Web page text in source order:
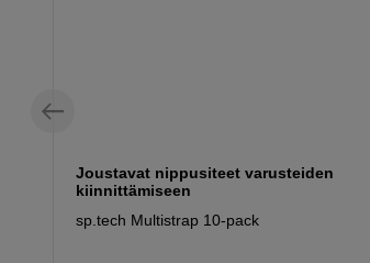
Joustavat nippusiteet varusteiden
kiinnittämiseen
sp.tech Multistrap 10-pack